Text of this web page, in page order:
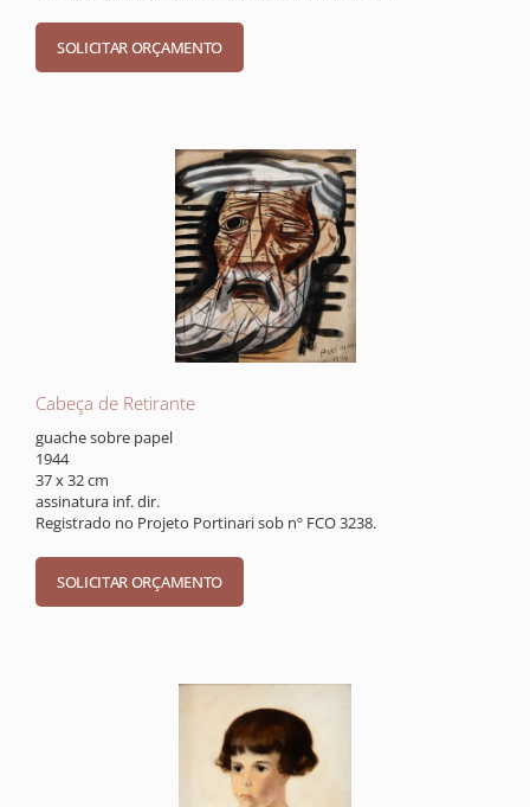
Cabeça de Retirante
guache sobre papel
1944
37 x 32 cm
assinatura inf. dir.
Registrado no Projeto Portinari sob nº FCO 3238.